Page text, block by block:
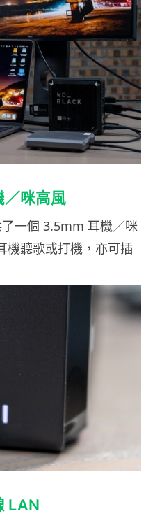
／咪高風
一個 3.5mm 耳機／咪
機聽歌或打機，亦可插
LAN